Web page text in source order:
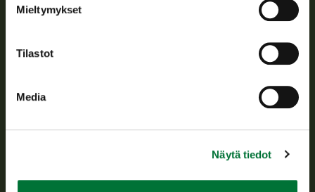
Mieltymykset
Tilastot
Media
Näytä tiedot
Usein kysytyt kysymykset
Kaikki yhteystiedot
Metsästyskortti-asiat